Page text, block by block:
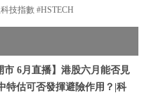
技指數 #HSTECH
市 6月直播】港股六月能否見
特估可否發揮避險作用？|科